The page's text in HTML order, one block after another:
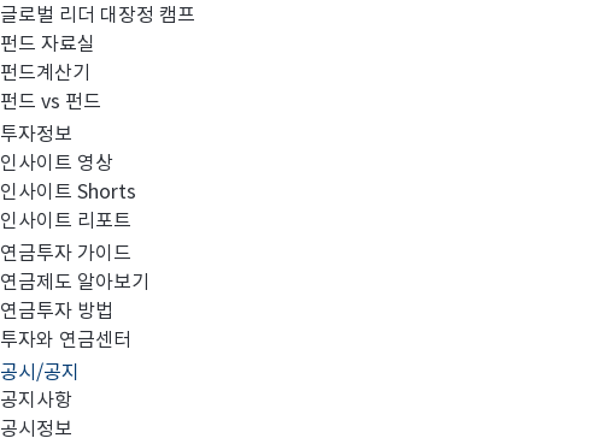
글로벌 리더 대장정 캠프
펀드 자료실
펀드계산기
펀드 vs 펀드
투자정보
인사이트 영상
인사이트 Shorts
인사이트 리포트
연금투자 가이드
연금제도 알아보기
연금투자 방법
투자와 연금센터
공시/공지
공지사항
공시정보
고난도금융투자상품
고난도금융투자상품_공시_20220715